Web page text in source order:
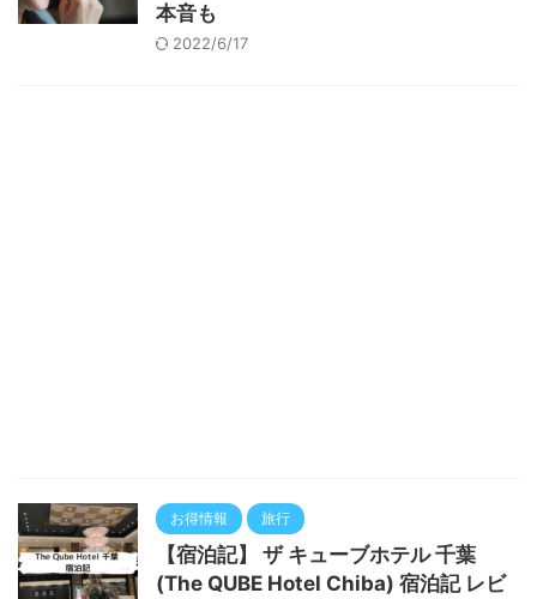
本音も
2022/6/17
お得情報 旅行
【宿泊記】 ザ キューブホテル 千葉
(The QUBE Hotel Chiba) 宿泊記 レビ